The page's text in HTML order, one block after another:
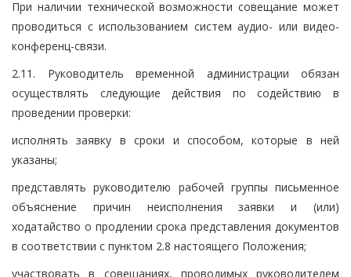
При наличии технической возможности совещание может
проводиться с использованием систем аудио- или видео-
конференц-связи.
2.11. Руководитель временной администрации обязан
осуществлять следующие действия по содействию в
проведении проверки:
исполнять заявку в сроки и способом, которые в ней
указаны;
представлять руководителю рабочей группы письменное
объяснение причин неисполнения заявки и (или)
ходатайство о продлении срока представления документов
в соответствии с пунктом 2.8 настоящего Положения;
участвовать в совещаниях, проводимых руководителем